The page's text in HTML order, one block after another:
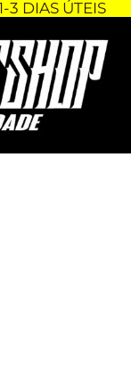
3 DIAS ÚTEIS